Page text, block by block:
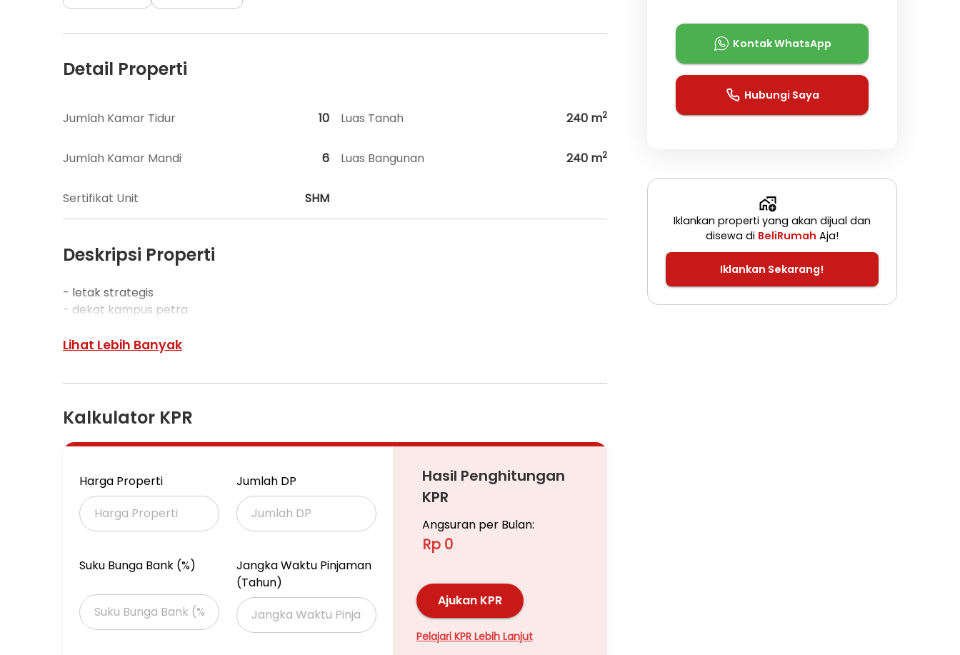
Detail Properti
Jumlah Kamar Tidur 10 Luas Tanah 240 m2
Jumlah Kamar Mandi 6 Luas Bangunan 240 m2
Sertifikat Unit SHM
Deskripsi Properti
- letak strategis
- dekat kampus petra
Lihat Lebih Banyak
Kalkulator KPR
Harga Properti Jumlah DP
Suku Bunga Bank (%)
Jangka Waktu Pinjaman
(Tahun)
Hasil Penghitungan
KPR
Angsuran per Bulan:
Rp 0
Ajukan KPR
Pelajari KPR Lebih Lanjut
Kontak WhatsApp
Hubungi Saya
Iklankan properti yang akan dijual dan
disewa di BeliRumah Aja!
Iklankan Sekarang!